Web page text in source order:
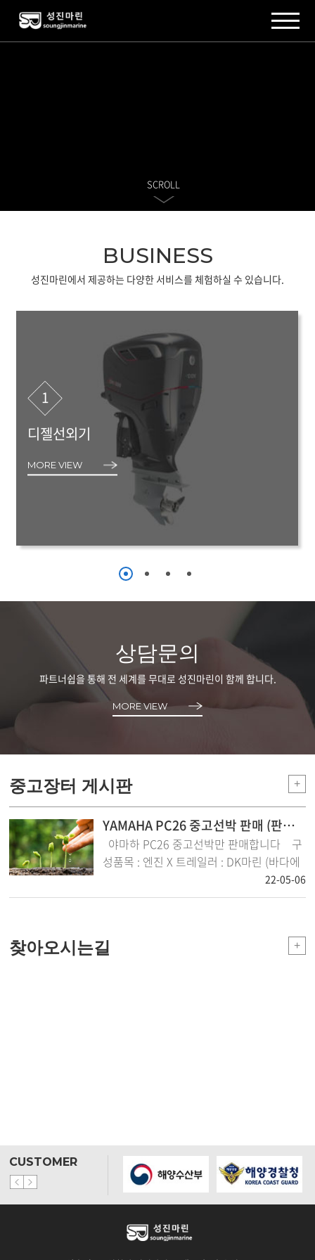
SCROLL
BUSINESS
성진마린에서 제공하는 다양한 서비스를 체험하실 수 있습니다.
1
디젤선외기
MORE VIEW
상담문의
파트너쉽을 통해 전 세계를 무대로 성진마린이 함께 합니다.
MORE VIEW
중고장터 게시판 +
YAMAHA PC26 중고선박 판매 (판매완료)
야마하 PC26 중고선박만 판매합니다 구
성품목 : 엔진 X 트레일러 : DK마린 (바다에
들어간적 없는 신품 트레일러) 인버터 O ..
22-05-06
찾아오시는길 +
CUSTOMER